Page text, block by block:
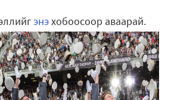
энэхобоосоор аваарай.